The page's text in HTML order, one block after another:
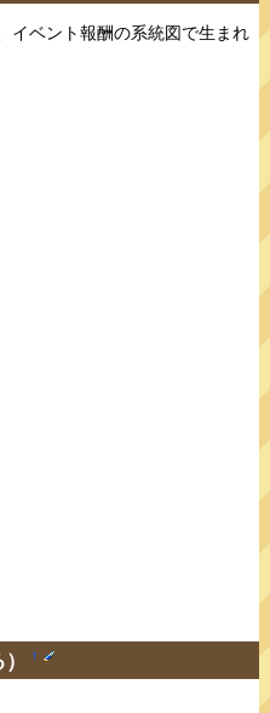
イベント報酬の系統図で生まれ
†